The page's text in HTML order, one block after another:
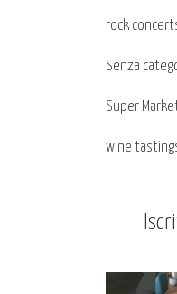
rock
Senza
Super
wine